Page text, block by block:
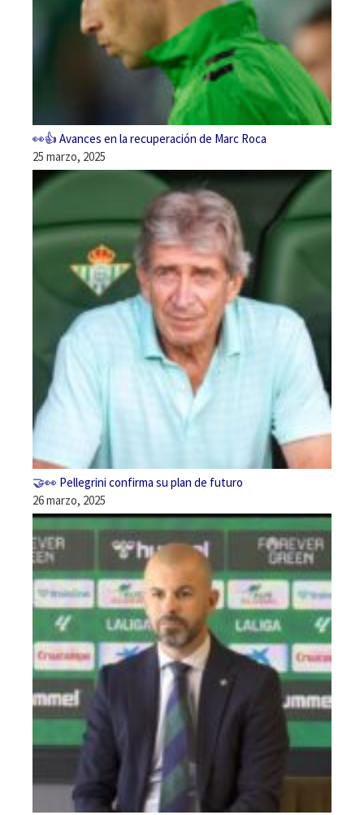
👀👍 Avances en la recuperación de Marc Roca
25 marzo, 2025
🤝👀 Pellegrini confirma su plan de futuro
26 marzo, 2025